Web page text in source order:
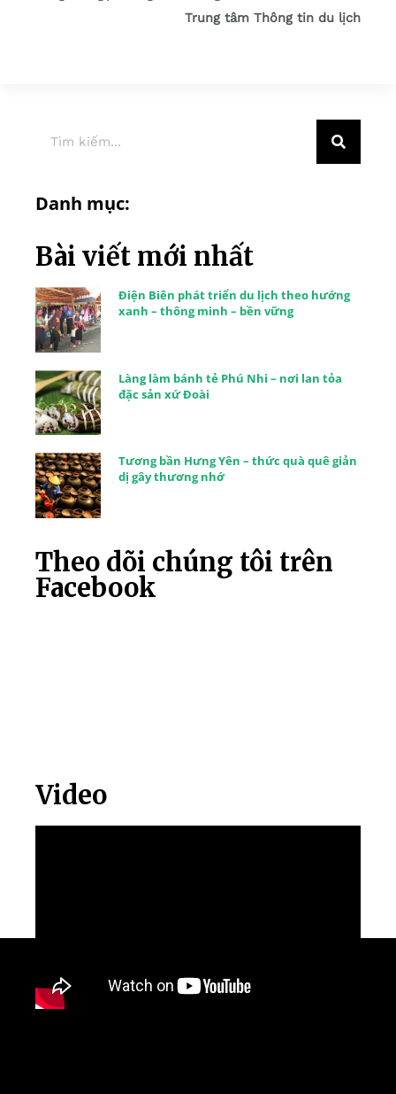
Trung tâm Thông tin du lịch
Danh mục:
Bài viết mới nhất
Điện Biên phát triển du lịch theo hướng
xanh – thông minh – bền vững
Làng làm bánh tẻ Phú Nhi – nơi lan tỏa
đặc sản xứ Đoài
Tương bần Hưng Yên – thức quà quê giản
dị gây thương nhớ
Theo dõi chúng tôi trên
Facebook
Video